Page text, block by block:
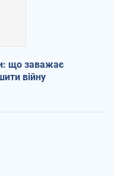
що заважає
війну